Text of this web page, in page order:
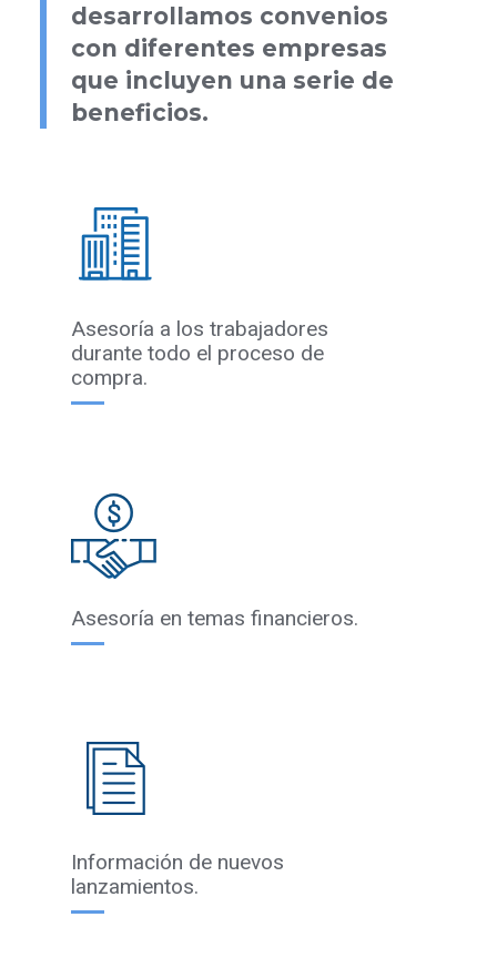
desarrollamos convenios
con diferentes empresas
que incluyen una serie de
beneficios.
Asesoría a los trabajadores
durante todo el proceso de
compra.
Asesoría en temas financieros.
Información de nuevos
lanzamientos.